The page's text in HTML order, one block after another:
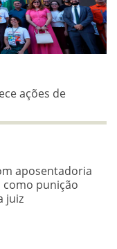
ações de
aposentadoria
punição
juiz